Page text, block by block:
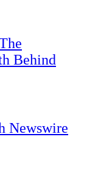
Behind
Newswire